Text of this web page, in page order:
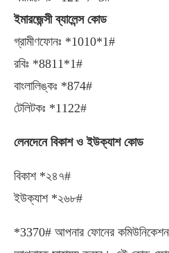
ইমারজেন্সী ব্যালেন্স কোড
গ্রামীণফোনঃ *1010*1#
রবিঃ *8811*1#
বাংলালিঙ্কঃ *874#
টেলিটকঃ *1122#
লেনদেনে বিকাশ ও ইউক্যাশ কোড
বিকাশ *২৪৭#
ইউক্যাশ *২৬৮#
*3370# আপনার ফোনের কমিউনিকেশন